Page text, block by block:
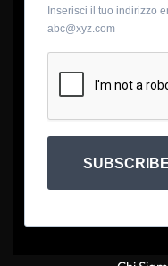
Inserisci il tuo indirizzo
abc@xyz.com
SUBSCRIBE